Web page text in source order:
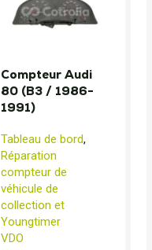
Compteur Audi
80 (B3 / 1986-
1991)
Tableau de bord,
Réparation
compteur de
véhicule de
collection et
Youngtimer
VDO